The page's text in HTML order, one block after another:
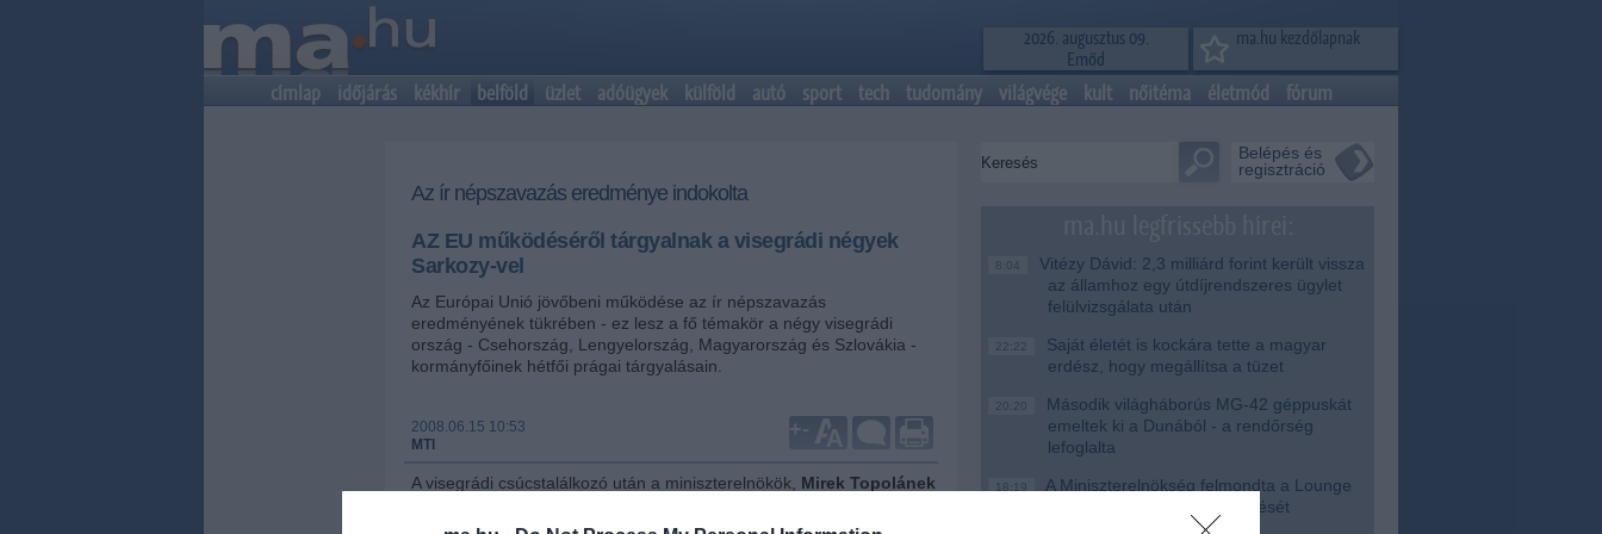
2026. augusztus 09.
Emőd
ma.hu kezdőlapnak
címlap időjárás kékhír belföld üzlet adóügyek külföld autó sport tech tudomány világvége kult nőitéma életmód fórum
Az ír népszavazás eredménye indokolta
AZ EU működéséről tárgyalnak a visegrádi négyek
Sarkozy-vel
Az Európai Unió jövőbeni működése az ír népszavazás
eredményének tükrében - ez lesz a fő témakör a négy visegrádi
ország - Csehország, Lengyelország, Magyarország és Szlovákia -
kormányfőinek hétfői prágai tárgyalásain.
2008.06.15 10:53
MTI
+-
A visegrádi csúcstalálkozó után a miniszterelnökök, Mirek Topolánek
Robert Fico
(szlovák) Nicolas Sarkozy
francia államfővel cserél
Belépés és
regisztráció
8:04
Vitézy Dávid: 2,3 milliárd forint került vissza
az államhoz egy útdíjrendszeres ügylet
felülvizsgálata után
22:22
Saját életét is kockára tette a magyar
erdész, hogy megállítsa a tüzet
20:20
Második világháborús MG-42 géppuskát
emeltek ki a Dunából - a rendőrség
lefoglalta
18:19
A Miniszterelnökség felmondta a Lounge
Eventtel kötött keretszerződését